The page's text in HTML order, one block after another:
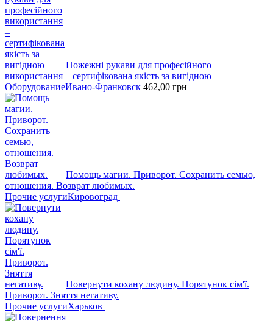
Пожежні рукави для професійного
викоpистання – сертифікована якість за вигідною
ОборудованиеИвано-Франковск 462,00 грн
Помощь магии. Приворот. Сохранить семью,
отношения. Возврат любимых.
Прочие услугиКировоград
Повернути кохану людину. Порятунок сім'ї.
Приворот. Зняття негативу.
Прочие услугиХарьков